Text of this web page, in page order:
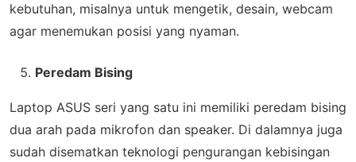
kebutuhan, misalnya untuk mengetik, desain, webcam
agar menemukan posisi yang nyaman.
Peredam Bising
Laptop ASUS seri yang satu ini memiliki peredam bising
dua arah pada mikrofon dan speaker. Di dalamnya juga
sudah disematkan teknologi pengurangan kebisingan